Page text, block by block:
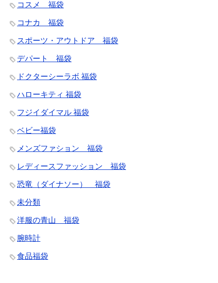
コスメ 福袋
コナカ 福袋
スポーツ・アウトドア 福袋
デパート 福袋
ドクターシーラボ 福袋
ハローキティ 福袋
フジイダイマル 福袋
ベビー福袋
メンズファション 福袋
レディースファッション 福袋
恐竜（ダイナソー） 福袋
未分類
洋服の青山 福袋
腕時計
食品福袋